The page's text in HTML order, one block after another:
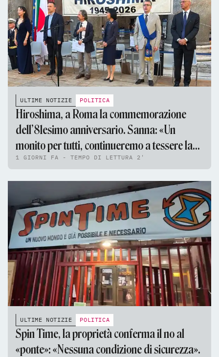
ULTIME NOTIZIE POLITICA
Hiroshima, a Roma la commemorazione
dell’81esimo anniversario. Sanna: «Un
monito per tutti, continueremo a tessere la
tela della pace»
1 GIORNI FA - TEMPO DI LETTURA 2'
ULTIME NOTIZIE POLITICA
Spin Time, la proprietà conferma il no al
«ponte»: «Nessuna condizione di sicurezza».